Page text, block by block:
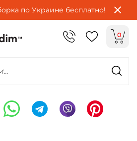
по Украине бесплатно!
0